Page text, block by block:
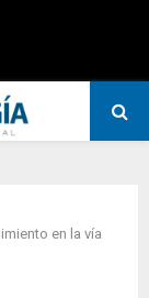
en la vía